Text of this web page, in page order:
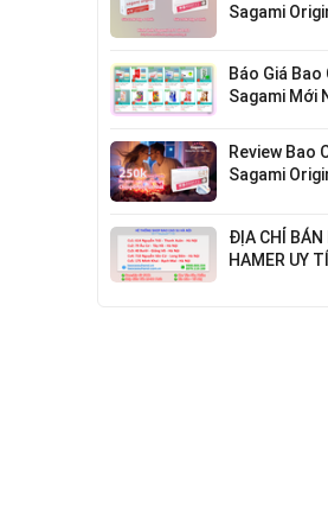
Sagami
Báo Giá Bao
Sagami Mới
Review Bao
Sagami
ĐỊA CHỈ BÁN
HAMER UY